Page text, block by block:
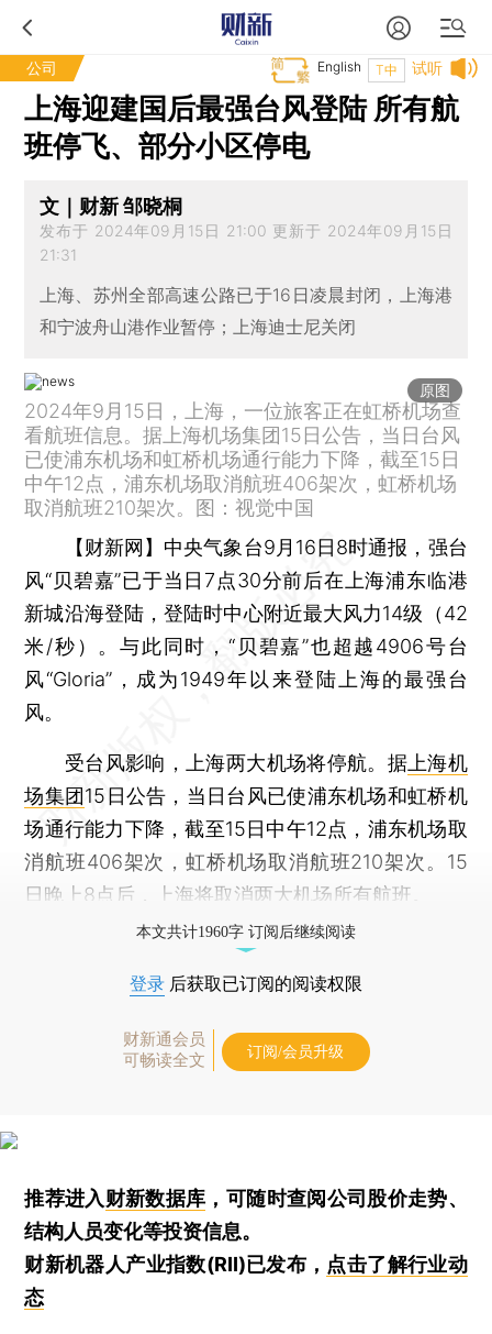
公司 试听
T中
English
上海迎建国后最强台风登陆 所有航
班停飞、部分小区停电
文｜财新 邹晓桐
发布于 2024年09月15日 21:00 更新于 2024年09月15日
21:31
上海、苏州全部高速公路已于16日凌晨封闭，上海港
和宁波舟山港作业暂停；上海迪士尼关闭
原图
2024年9月15日，上海，一位旅客正在虹桥机场查
看航班信息。据上海机场集团15日公告，当日台风
已使浦东机场和虹桥机场通行能力下降，截至15日
中午12点，浦东机场取消航班406架次，虹桥机场
取消航班210架次。图：视觉中国
【财新网】 中央气象台9月16日8时通报，强台
风“贝碧嘉”已于当日7点30分前后在上海浦东临港
新城沿海登陆，登陆时中心附近最大风力14级（42
米/秒）。与此同时，“贝碧嘉”也超越4906号台
风“Gloria”，成为1949年以来登陆上海的最强台
风。
受台风影响，上海两大机场将停航。据上海机
场集团15日公告，当日台风已使浦东机场和虹桥机
场通行能力下降，截至15日中午12点，浦东机场取
消航班406架次，虹桥机场取消航班210架次。15
日晚上8点后，上海将取消两大机场所有航班。
本文共计1960字 订阅后继续阅读
登录 后获取已订阅的阅读权限
财新通会员
可畅读全文
订阅/会员升级
推荐进入财新数据库 ，可随时查阅公司股价走势、
结构人员变化等投资信息。
财新机器人产业指数(RII)已发布， 点击了解行业动
态